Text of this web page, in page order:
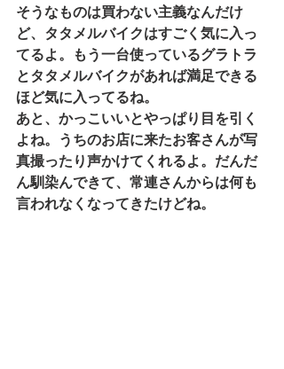
そうなものは買わない主義なんだけ
ど、タタメルバイクはすごく気に入っ
てるよ。もう一台使っているグラトラ
とタタメルバイクがあれば満足できる
ほど気に入ってるね。
あと、かっこいいとやっぱり目を引く
よね。うちのお店に来たお客さんが写
真撮ったり声かけてくれるよ。だんだ
ん馴染んできて、常連さんからは何も
言われなくなってきたけどね。